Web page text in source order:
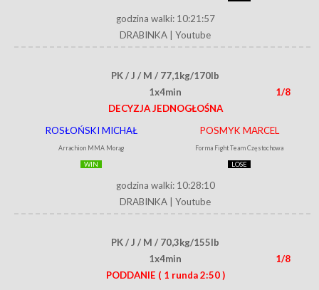
godzina walki: 10:21:57
DRABINKA
Youtube
PK / J / M / 77,1kg/170lb
1x4min
1/8
DECYZJA JEDNOGŁOŚNA
ROSŁOŃSKI MICHAŁ
Arrachion MMA Morąg
WIN
POSMYK MARCEL
Forma Fight Team Częstochowa
LOSE
godzina walki: 10:28:10
DRABINKA
Youtube
PK / J / M / 70,3kg/155lb
1x4min
1/8
PODDANIE ( 1 runda 2:50 )